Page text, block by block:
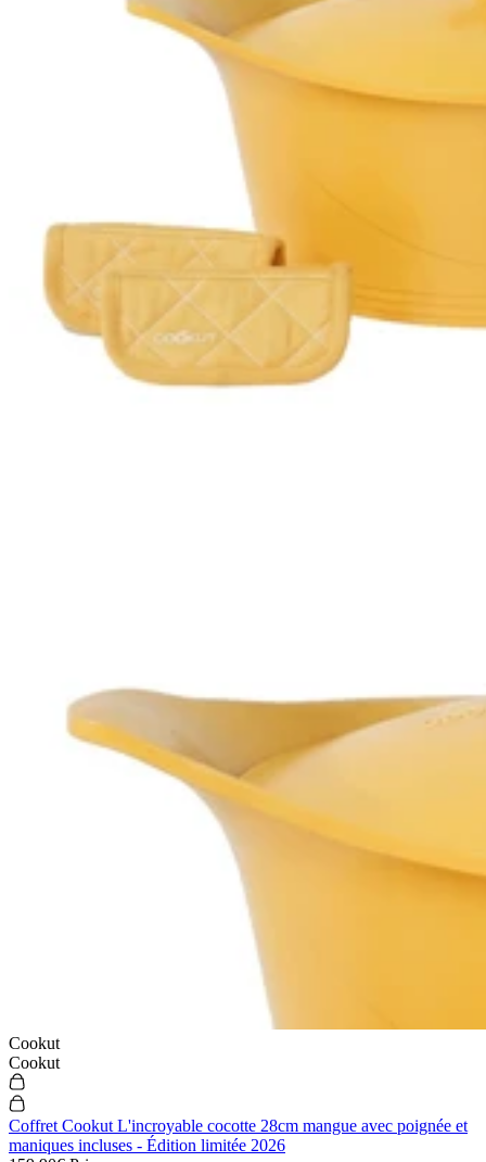
Cookut
Cookut
Coffret Cookut L'incroyable cocotte 28cm mangue avec poignée et
maniques incluses - Édition limitée 2026